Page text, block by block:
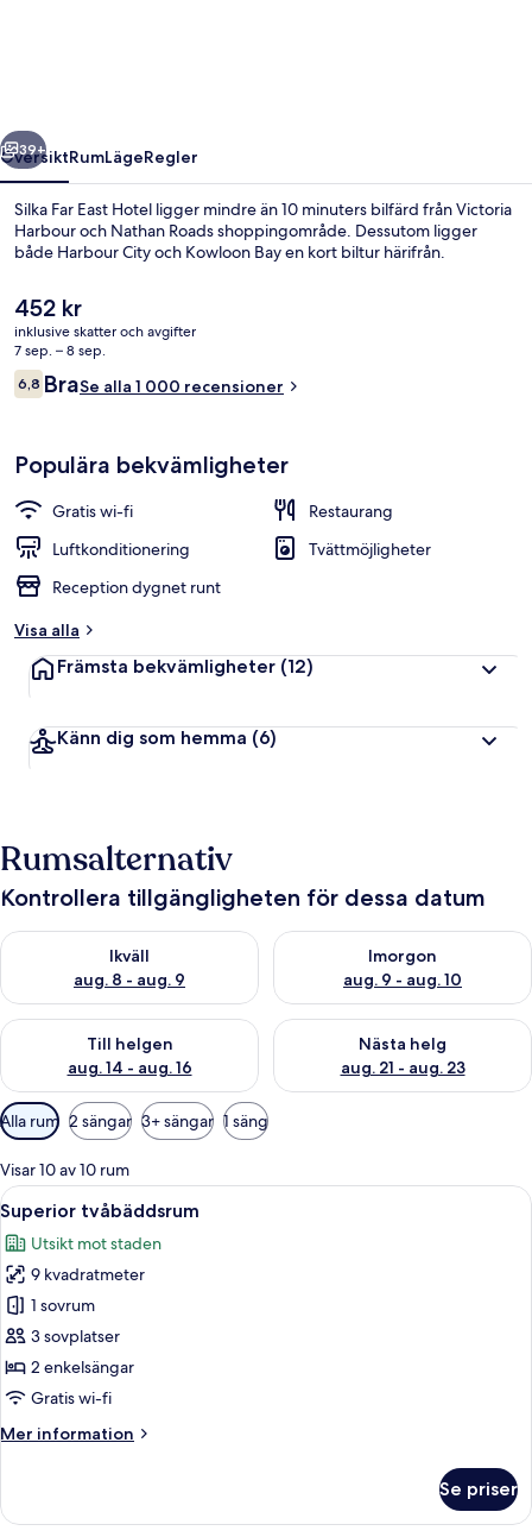
Nästa
39+
ÖversiktRumLägeRegler
Silka Far East Hotel ligger mindre än 10 minuters bilfärd från Victoria
Harbour och Nathan Roads shoppingområde. Dessutom ligger
både Harbour City och Kowloon Bay en kort biltur härifrån.
Det
nuvarande
priset
är
452 kr
452 kr
inklusive skatter och avgifter
7 sep. – 8 sep.
Recensioner
6,86,8 av 10,
BraSe alla 1 000 recensioner
Populära bekvämligheter
Gratis wi-fi
Restaurang
Luftkonditionering
Tvättmöjligheter
Reception dygnet runt
Visa alla
Främsta bekvämligheter (12)
Känn dig som hemma (6)
Rumsalternativ
Kontrollera tillgängligheten för dessa datum
Ikväll
aug. 8 - aug. 9
Kontrollera tillgängligheten för ikväll aug. 8 - aug. 9
Imorgon
aug. 9 - aug. 10
Kontrollera tillgängligheten
Till helgen
aug. 14 - aug. 16
Kontrollera tillgängligheten för den här helgen aug. 14 - aug.
Nästa helg
aug. 21 - aug. 23
Kontrollera tillgängligheten
Tillgängliga
filter
för
rum
Alla rum 2 sängar 3+ sängar 1 säng
Visar 10 av 10 rum
Öppna
alla
foton
för
Superior
tvåbäddsrum
Ett hotellrum med två sängar, en tv
9
Superior tvåbäddsrum
Utsikt mot staden
9 kvadratmeter
1 sovrum
3 sovplatser
2 enkelsängar
Gratis wi-fi
Mer information
Mer
tvåbäddsrum
Se priser